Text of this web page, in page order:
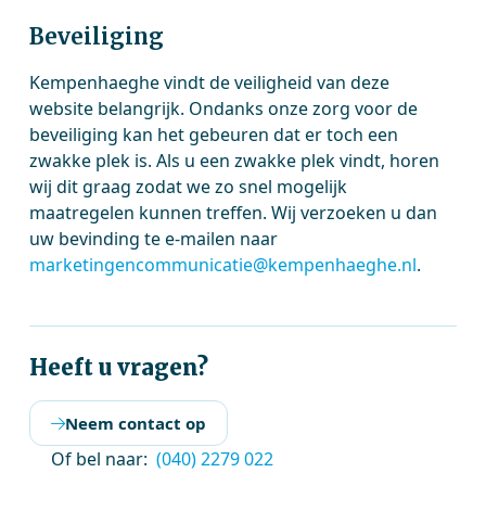
Beveiliging
Kempenhaeghe vindt de veiligheid van deze
website belangrijk. Ondanks onze zorg voor de
beveiliging kan het gebeuren dat er toch een
zwakke plek is. Als u een zwakke plek vindt, horen
wij dit graag zodat we zo snel mogelijk
maatregelen kunnen treffen. Wij verzoeken u dan
uw bevinding te e-mailen naar
marketingencommunicatie@kempenhaeghe.nl.
Heeft u vragen?
Neem contact op
Of bel naar: (040) 2279 022